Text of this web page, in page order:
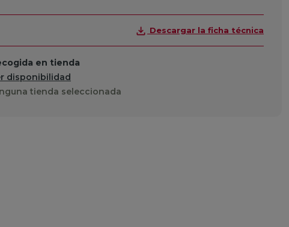
Descargar la ficha técnica
en tienda
disponibilidad
tienda seleccionada